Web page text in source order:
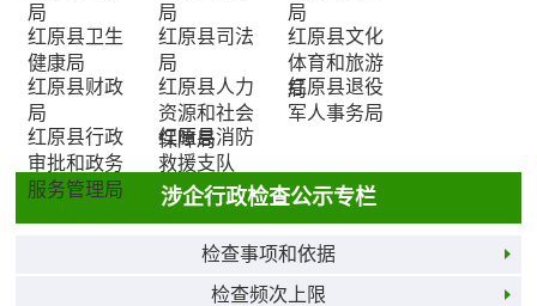
局
局
局
红原县卫生
健康局
红原县司法
局
红原县文化
体育和旅游
局
红原县财政
局
红原县人力
资源和社会
保障局
红原县退役
军人事务局
红原县行政
审批和政务
服务管理局
红原县消防
救援支队
涉企行政检查公示专栏
检查事项和依据
检查频次上限